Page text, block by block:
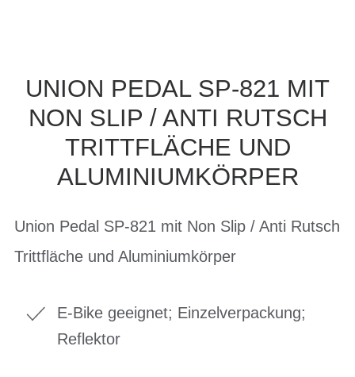
UNION PEDAL SP-821 MIT
NON SLIP / ANTI RUTSCH
TRITTFLÄCHE UND
ALUMINIUMKÖRPER
Union Pedal SP-821 mit Non Slip / Anti Rutsch
Trittfläche und Aluminiumkörper
E-Bike geeignet; Einzelverpackung;
Reflektor